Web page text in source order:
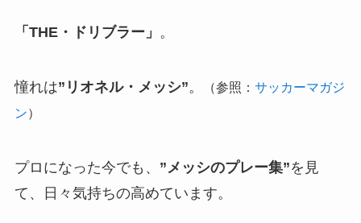
「THE・ドリブラー」 。
憧れは”リオネル・メッシ”。 （参照： サッカーマガジ
ン）
プロになった今でも、 ”メッシのプレー集”を見
て、日々気持ちの高めています。